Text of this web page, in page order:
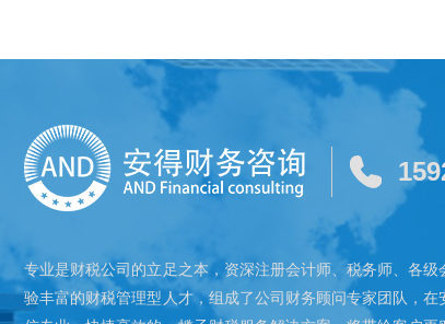
专业是财税公司的立足之本，资深注册会计师、税务师、各
验丰富的财税管理型人才，组成了公司财务顾问专家团队，在